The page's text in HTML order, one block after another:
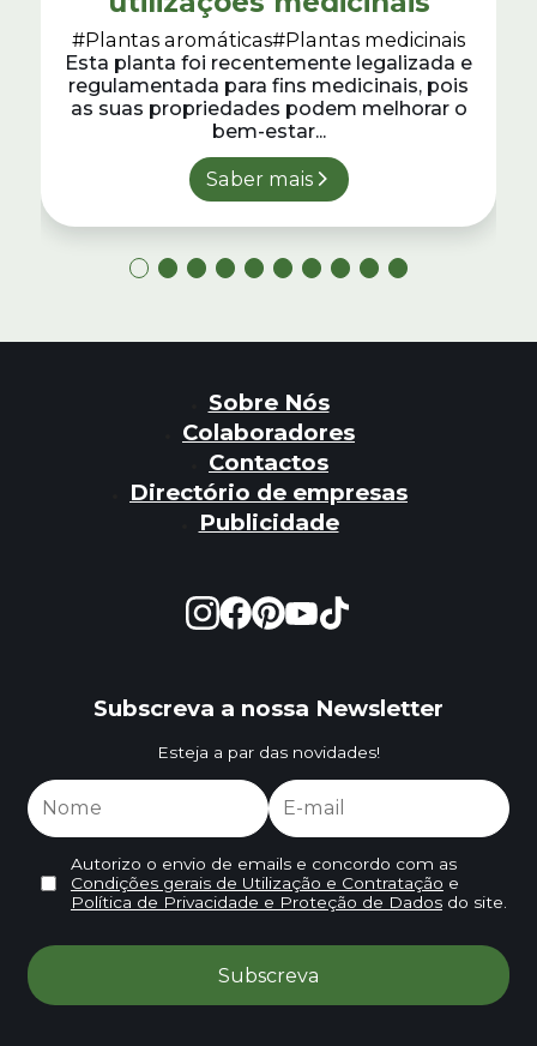
#Plantas aromáticas#Plantas medicinais
Esta planta foi recentemente legalizada e
regulamentada para fins medicinais, pois
as suas propriedades podem melhorar o
bem-estar...
Saber mais
Sobre Nós
Colaboradores
Contactos
Directório de empresas
Publicidade
Subscreva a nossa Newsletter
Esteja a par das novidades!
Autorizo o envio de emails e concordo com as
Condições gerais de Utilização e Contratação e
Política de Privacidade e Proteção de Dadosdo site.